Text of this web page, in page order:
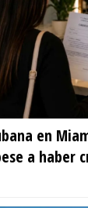
en
a haber